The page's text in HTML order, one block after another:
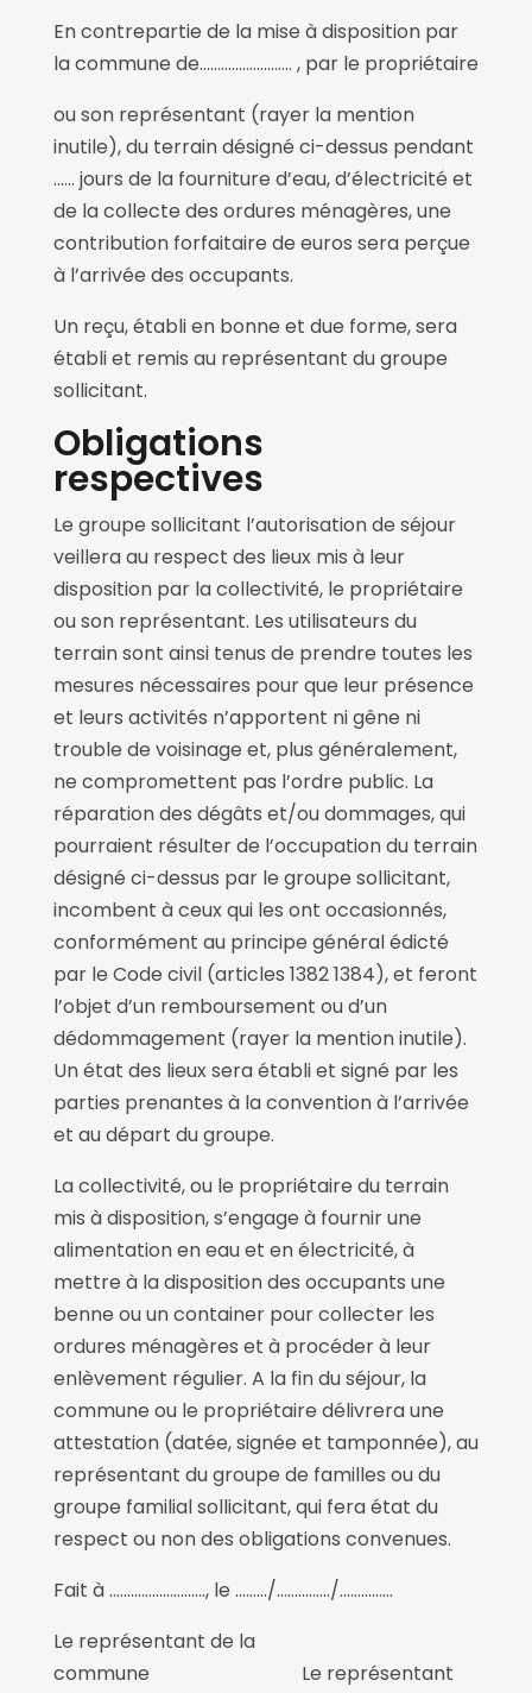
En contrepartie de la mise à disposition par
la commune de…………………….. , par le propriétaire
ou son représentant (rayer la mention
inutile), du terrain désigné ci-dessus pendant
…… jours de la fourniture d’eau, d’électricité et
de la collecte des ordures ménagères, une
contribution forfaitaire de euros sera perçue
à l’arrivée des occupants.
Un reçu, établi en bonne et due forme, sera
établi et remis au représentant du groupe
sollicitant.
Obligations
respectives
Le groupe sollicitant l’autorisation de séjour
veillera au respect des lieux mis à leur
disposition par la collectivité, le propriétaire
ou son représentant. Les utilisateurs du
terrain sont ainsi tenus de prendre toutes les
mesures nécessaires pour que leur présence
et leurs activités n’apportent ni gêne ni
trouble de voisinage et, plus généralement,
ne compromettent pas l’ordre public. La
réparation des dégâts et/ou dommages, qui
pourraient résulter de l’occupation du terrain
désigné ci-dessus par le groupe sollicitant,
incombent à ceux qui les ont occasionnés,
conformément au principe général édicté
par le Code civil (articles 1382 1384), et feront
l’objet d’un remboursement ou d’un
dédommagement (rayer la mention inutile).
Un état des lieux sera établi et signé par les
parties prenantes à la convention à l’arrivée
et au départ du groupe.
La collectivité, ou le propriétaire du terrain
mis à disposition, s’engage à fournir une
alimentation en eau et en électricité, à
mettre à la disposition des occupants une
benne ou un container pour collecter les
ordures ménagères et à procéder à leur
enlèvement régulier. A la fin du séjour, la
commune ou le propriétaire délivrera une
attestation (datée, signée et tamponnée), au
représentant du groupe de familles ou du
groupe familial sollicitant, qui fera état du
respect ou non des obligations convenues.
Fait à ………………………, le ………/……………/……………
Le représentant de la
commune Le représentant